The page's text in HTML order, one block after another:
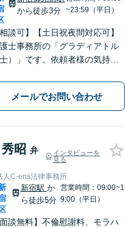
から徒歩3分 ~23:59（平日）
相談可】【土日祝夜間対応可】
士事務所の「グラディアトル
士）」です。依頼者様の気持ち
るスタイルを貫きます。離婚・
件・相続など何でもご相談くだ
メールでお問い合わせ
昭 弁
インタビューを
見る
人C-ens法律事務所
区
新宿駅 か
ら徒歩5分
営業時間：09:00~1
9:00（平日）
面談無料】不倫慰謝料、モラハ